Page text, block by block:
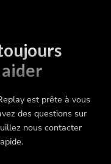
aider
est prête à vous
des questions sur
nous contacter